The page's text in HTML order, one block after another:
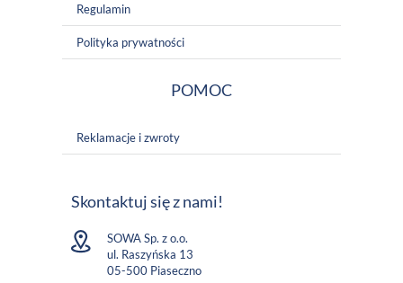
Regulamin
Polityka prywatności
POMOC
Reklamacje i zwroty
Skontaktuj się z nami!
SOWA Sp. z o.o.
ul. Raszyńska 13
05-500 Piaseczno